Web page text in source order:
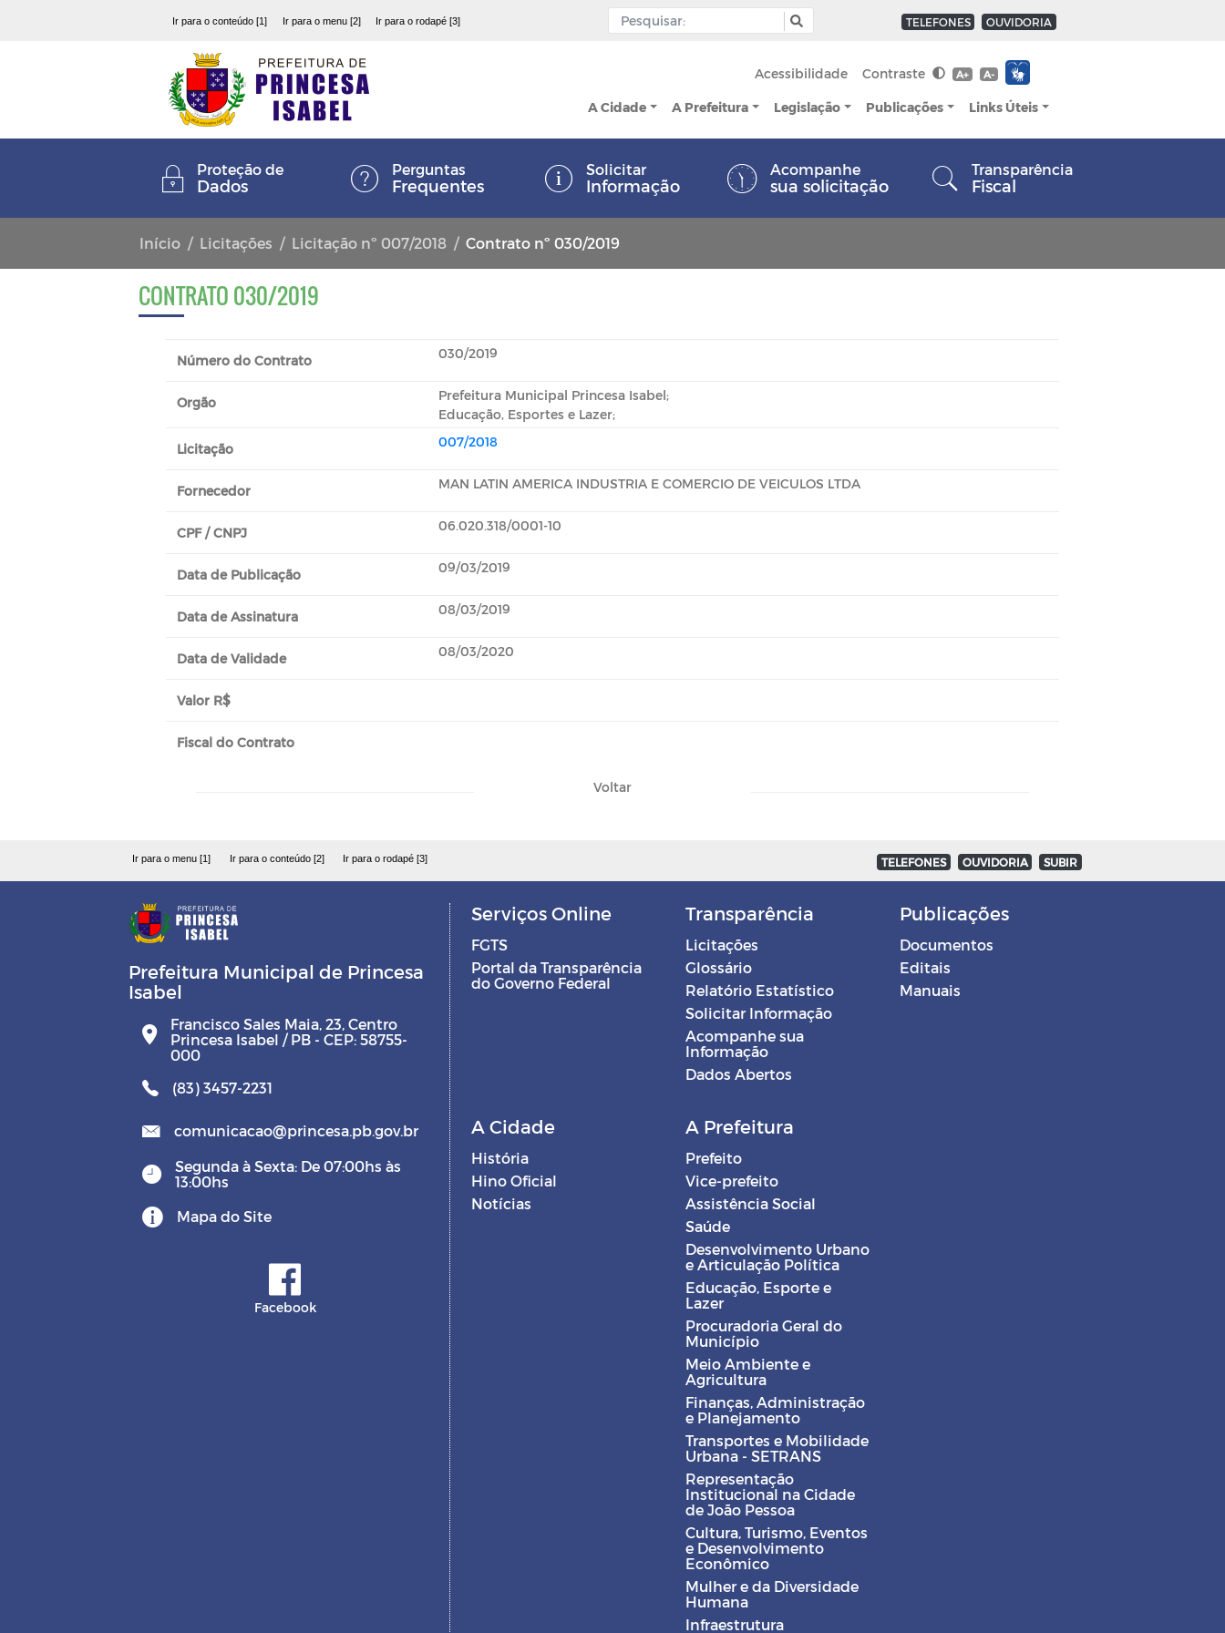
Ir para o conteúdo [1] Ir para o menu [2] Ir para o rodapé [3] TELEFONES OUVIDORIA
Acessibilidade Contraste A+ A-
A Cidade A Prefeitura Legislação Publicações Links Úteis
Proteção de
Dados
Perguntas
Frequentes
Solicitar
Informação
Acompanhe
sua solicitação
Transparência
Fiscal
Início Licitações Licitação nº 007/2018 Contrato nº 030/2019
CONTRATO 030/2019
Número do Contrato 030/2019
Orgão
Prefeitura Municipal Princesa Isabel;
Educação, Esportes e Lazer;
Licitação 007/2018
Fornecedor MAN LATIN AMERICA INDUSTRIA E COMERCIO DE VEICULOS LTDA
CPF / CNPJ 06.020.318/0001-10
Data de Publicação 09/03/2019
Data de Assinatura 08/03/2019
Data de Validade 08/03/2020
Valor R$
Fiscal do Contrato
Voltar
Ir para o menu [1] Ir para o conteúdo [2] Ir para o rodapé [3] TELEFONES OUVIDORIA SUBIR
Prefeitura Municipal de Princesa
Isabel
Francisco Sales Maia, 23, Centro
Princesa Isabel / PB - CEP: 58755-
000
(83) 3457-2231
comunicacao@princesa.pb.gov.br
Segunda à Sexta: De 07:00hs às
13:00hs
Mapa do Site
Facebook
Serviços Online
FGTS
Portal da Transparência
do Governo Federal
Transparência
Licitações
Glossário
Relatório Estatístico
Solicitar Informação
Acompanhe sua
Informação
Dados Abertos
Publicações
Documentos
Editais
Manuais
A Cidade
História
Hino Oficial
Notícias
A Prefeitura
Prefeito
Vice-prefeito
Assistência Social
Saúde
Desenvolvimento Urbano
e Articulação Política
Educação, Esporte e
Lazer
Procuradoria Geral do
Município
Meio Ambiente e
Agricultura
Finanças, Administração
e Planejamento
Transportes e Mobilidade
Urbana - SETRANS
Representação
Institucional na Cidade
de João Pessoa
Cultura, Turismo, Eventos
e Desenvolvimento
Econômico
Mulher e da Diversidade
Humana
Infraestrutura